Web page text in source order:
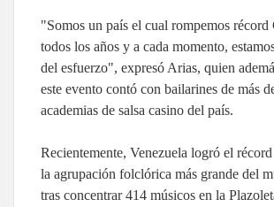
"Somos un país el cual rompemos récord
todos los años y a cada momento,
del esfuerzo", expresó Arias, quien
este evento contó con bailarines de más
academias de salsa casino del país.
Recientemente, Venezuela logró el
la agrupación folclórica más grande del
tras concentrar 414 músicos en la